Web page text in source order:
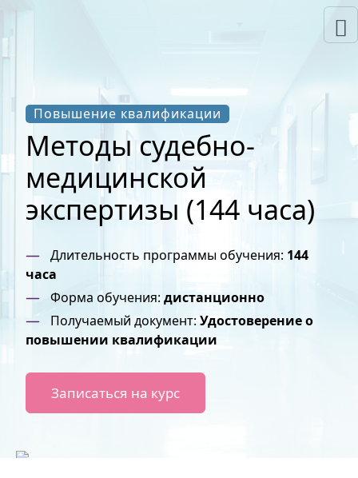
Повышение квалификации
Методы судебно-
медицинской
экспертизы (144 часа)
Длительность программы обучения: 144
часа
Форма обучения: дистанционно
Получаемый документ:Удостоверение о
повышении квалификации
Записаться на курс